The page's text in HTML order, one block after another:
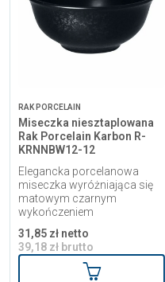
RAK PORCELAIN
Miseczka niesztaplowana
Rak Porcelain Karbon R-
KRNNBW12-12
Elegancka porcelanowa
miseczka wyróżniająca się
matowym czarnym
wykończeniem
31,85 zł netto
39,18 zł brutto
Dodaj do